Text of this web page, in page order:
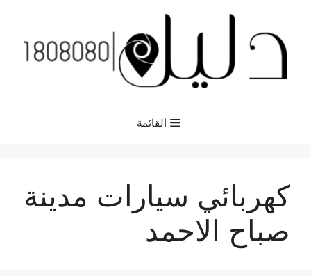
المحتوى
القائمة
كهربائي سيارات مدينة
صباح الاحمد